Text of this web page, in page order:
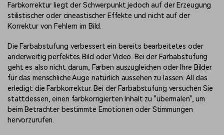
Farbkorrektur liegt der Schwerpunkt jedoch auf der Erzeugung
stilistischer oder cineastischer Effekte und nicht auf der
Korrektur von Fehlern im Bild.
Die Farbabstufung verbessert ein bereits bearbeitetes oder
anderweitig perfektes Bild oder Video. Bei der Farbabstufung
geht es also nicht darum, Farben auszugleichen oder Ihre Bilder
für das menschliche Auge natürlich aussehen zu lassen. All das
erledigt die Farbkorrektur. Bei der Farbabstufung versuchen Sie
stattdessen, einen farbkorrigierten Inhalt zu "übermalen", um
beim Betrachter bestimmte Emotionen oder Stimmungen
hervorzurufen.